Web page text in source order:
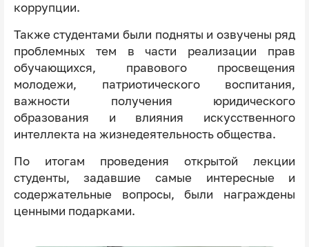
коррупции.
Также студентами были подняты и озвучены ряд
проблемных тем в части реализации прав
обучающихся, правового просвещения
молодежи, патриотического воспитания,
важности получения юридического
образования и влияния искусственного
интеллекта на жизнедеятельность общества.
По итогам проведения открытой лекции
студенты, задавшие самые интересные и
содержательные вопросы, были награждены
ценными подарками.